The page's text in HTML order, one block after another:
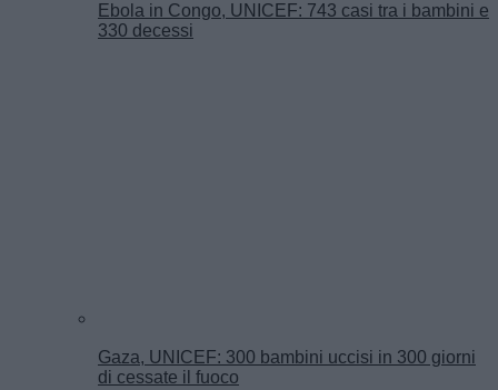
Ebola in Congo, UNICEF: 743 casi tra i bambini e
330 decessi
Gaza, UNICEF: 300 bambini uccisi in 300 giorni
di cessate il fuoco